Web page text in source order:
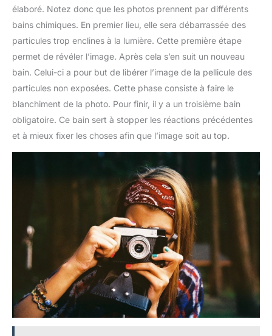
élaboré. Notez donc que les photos prennent par différents
bains chimiques. En premier lieu, elle sera débarrassée des
particules trop enclines à la lumière. Cette première étape
permet de révéler l’image. Après cela s’en suit un nouveau
bain. Celui-ci a pour but de libérer l’image de la pellicule des
particules non exposées. Cette phase consiste à faire le
blanchiment de la photo. Pour finir, il y a un troisième bain
obligatoire. Ce bain sert à stopper les réactions précédentes
et à mieux fixer les choses afin que l’image soit au top.